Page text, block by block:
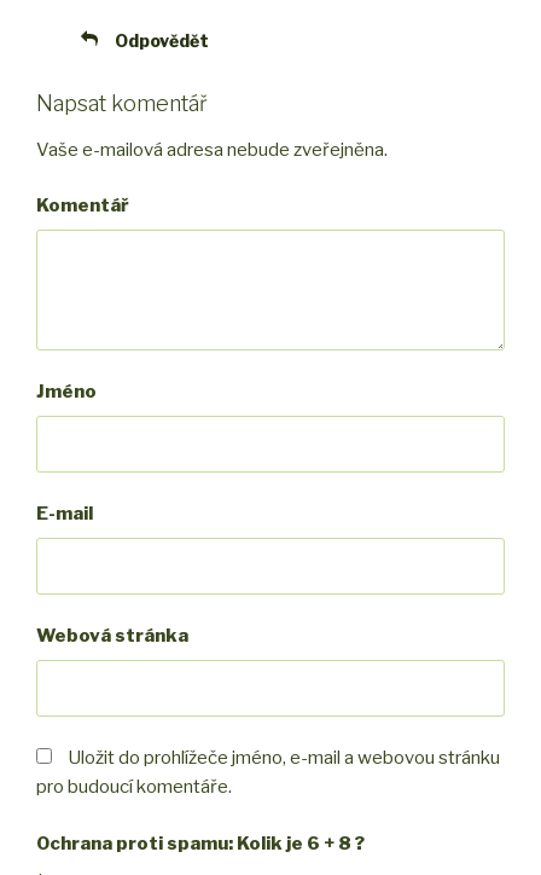
Odpovědět
Napsat komentář
Vaše e-mailová adresa nebude zveřejněna.
Komentář
Jméno
E-mail
Webová stránka
Uložit do prohlížeče jméno, e-mail a webovou stránku
pro budoucí komentáře.
Ochrana proti spamu: Kolik je 6 + 8 ?